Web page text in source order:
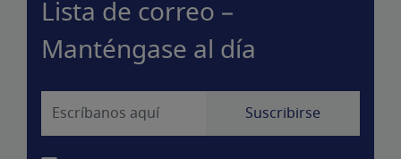
Lista de correo –
Manténgase al día